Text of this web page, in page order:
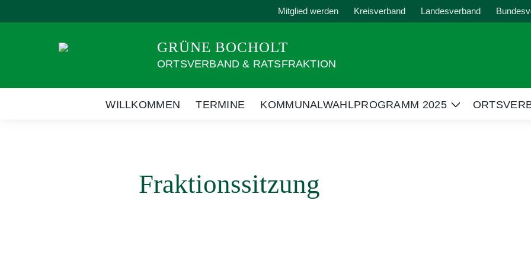
zum
Mitglied werden Kreisverband Landesverband
GRÜNE BOCHOLT
ORTSVERBAND & RATSFRAKTION
WILLKOMMEN TERMINE KOMMUNALWAHLPROGRAMM 2025
Zeige
Fraktionssitzung